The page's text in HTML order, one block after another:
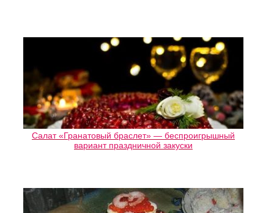
Салат «Гранатовый браслет» — беспроигрышный
вариант праздничной закуски